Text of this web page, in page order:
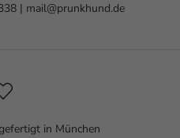
| mail@prunkhund.de
in München